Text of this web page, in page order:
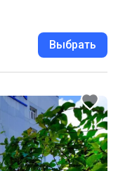
Выбрать